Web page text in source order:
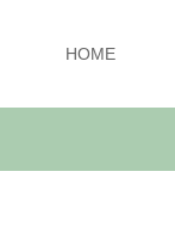
HOME